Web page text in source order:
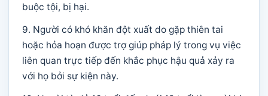
buộc tội, bị hại.
9. Người có khó khăn đột xuất do gặp thiên tai
hoặc hỏa hoạn được trợ giúp pháp lý trong vụ việc
liên quan trực tiếp đến khắc phục hậu quả xảy ra
với họ bởi sự kiện này.